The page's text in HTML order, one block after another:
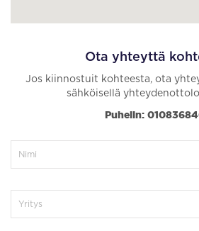
Ota yhteyttä
Jos kiinnostuit kohteesta, ota
sähköisellä
Puhelin: